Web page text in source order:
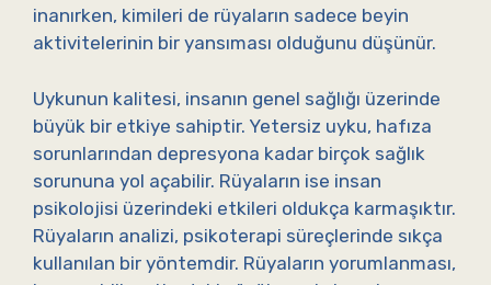
inanırken, kimileri de rüyaların sadece beyin
aktivitelerinin bir yansıması olduğunu düşünür.
Uykunun kalitesi, insanın genel sağlığı üzerinde
büyük bir etkiye sahiptir. Yetersiz uyku, hafıza
sorunlarından depresyona kadar birçok sağlık
sorununa yol açabilir. Rüyaların ise insan
psikolojisi üzerindeki etkileri oldukça karmaşıktır.
Rüyaların analizi, psikoterapi süreçlerinde sıkça
kullanılan bir yöntemdir. Rüyaların yorumlanması,